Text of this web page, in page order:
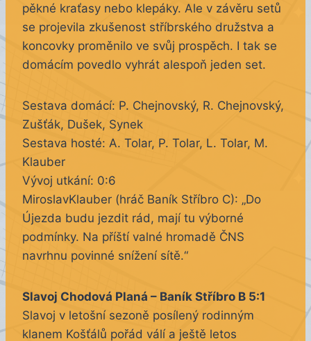
pěkné kraťasy nebo klepáky. Ale v závěru setů
se projevila zkušenost stříbrského družstva a
koncovky proměnilo ve svůj prospěch. I tak se
domácím povedlo vyhrát alespoň jeden set.
Sestava domácí: P. Chejnovský, R. Chejnovský,
Zušťák, Dušek, Synek
Sestava hosté: A. Tolar, P. Tolar, L. Tolar, M.
Klauber
Vývoj utkání: 0:6
MiroslavKlauber (hráč Baník Stříbro C): „Do
Újezda budu jezdit rád, mají tu výborné
podmínky. Na příští valné hromadě ČNS
navrhnu povinné snížení sítě.“
Slavoj Chodová Planá – Baník Stříbro B 5:1
Slavoj v letošní sezoně posílený rodinným
klanem Košťálů pořád válí a ještě letos